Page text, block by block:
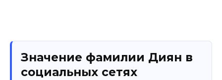
Значение фамилии Диян в
социальных сетях